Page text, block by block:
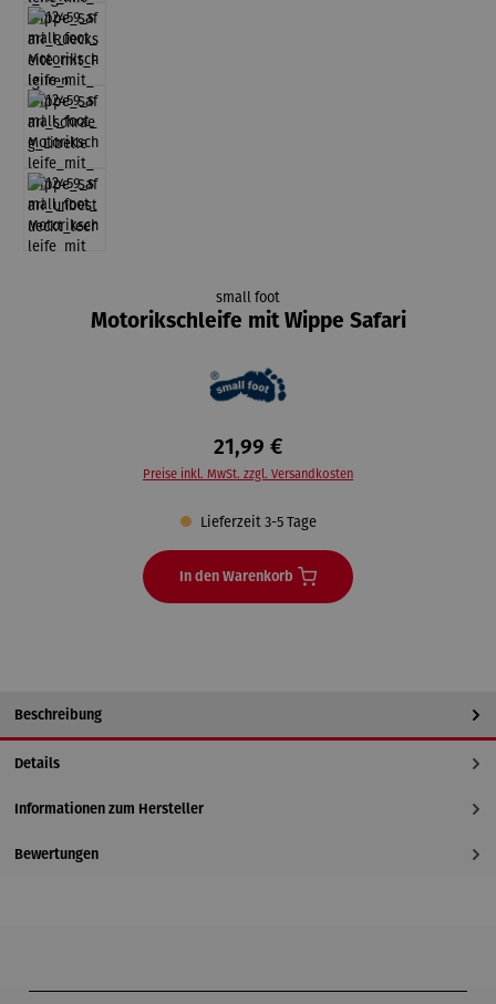
small foot
Motorikschleife mit Wippe Safari
21,99 €
Preise inkl. MwSt. zzgl. Versandkosten
Lieferzeit 3-5 Tage
In den Warenkorb
Beschreibung
Details
Informationen zum Hersteller
Bewertungen